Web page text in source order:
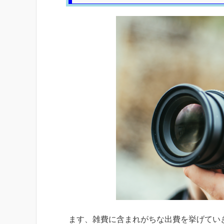
ます、雑費に含まれがちな出費を挙げてい